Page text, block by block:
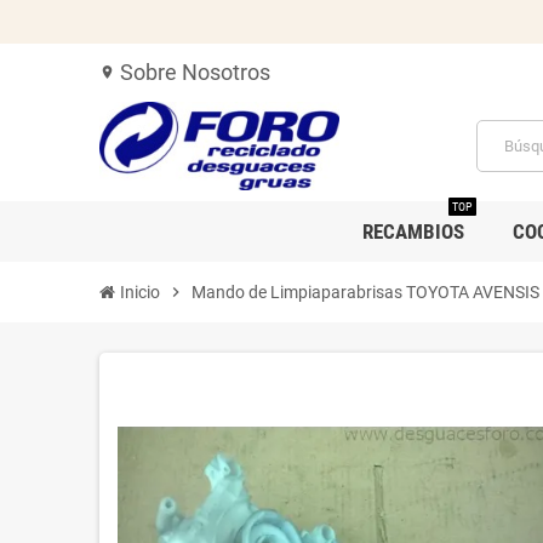
location_on Sobre Nosotros
RECAMBIOS
TOP
Inicio chevron_right Mando de Limpiaparabrisas TOYOTA AVENSIS